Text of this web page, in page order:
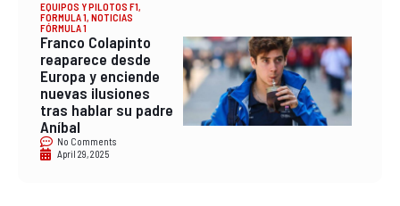
EQUIPOS Y PILOTOS F1,
FORMULA 1, NOTICIAS
FÓRMULA 1
Franco Colapinto
reaparece desde
Europa y enciende
nuevas ilusiones
tras hablar su padre
Aníbal
No Comments
April 29, 2025